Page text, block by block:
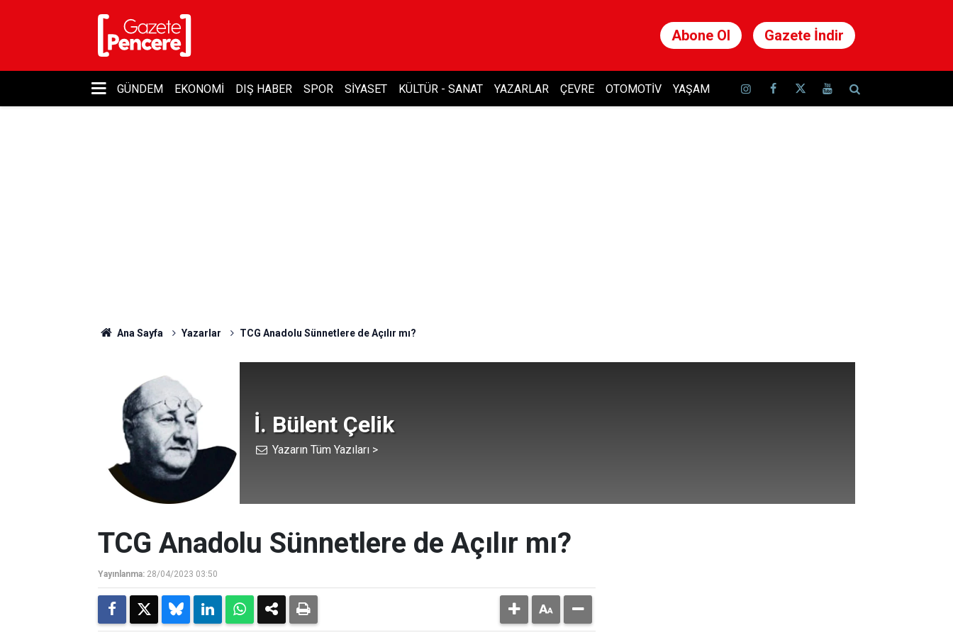
Abone Ol Gazete İndir
GÜNDEM EKONOMI DIŞ HABER SPOR SIYASET KÜLTÜR - SANAT YAZARLAR ÇEVRE OTOMOTIV YAŞAM
Ana Sayfa Yazarlar TCG Anadolu Sünnetlere de Açılır mı?
İ. Bülent Çelik
Yazarın Tüm Yazıları >
TCG Anadolu Sünnetlere de Açılır mı?
Yayınlanma: 28/04/2023 03:50